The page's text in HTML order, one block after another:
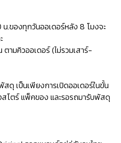
.ของทุกวันออเดอร์หลัง 8 โมงจะ
ตามคิวออเดอร์ (ไม่รวมเสาร์-
ดุ เป็นเพียงการเปิดออเดอร์ในขั้น
โตร์ แพ็คของ และรอรถมารับพัสดุ